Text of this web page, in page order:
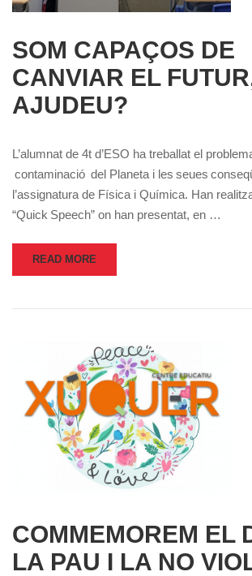
SOM CAPAÇOS DE
CANVIAR EL
AJUDEU?
L’alumnat de 4t d’ESO ha treballat el
contaminació del Planeta i les seues
l’assignatura de Física i Química. Han
“Quick Speech” on han presentat, en …
READ MORE
COMMEMOREM EL
LA PAU I LA NO